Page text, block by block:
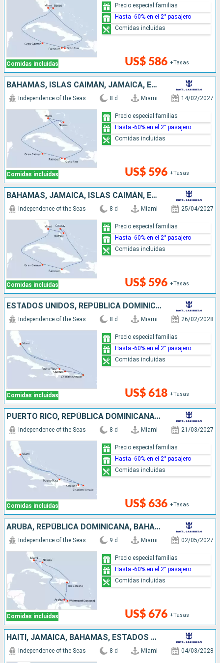
Comidas incluidas US$ 586 +Tasas
Precio especial familias
Hasta -60% en el 2° pasajero
Comidas incluidas
BAHAMAS, ISLAS CAIMÁN, JAMAICA, ESTADOS UNIDOS
Comidas incluidas
Independence of the Seas 8 d Miami 14/02/2027
US$ 596 +Tasas
Precio especial familias
Hasta -60% en el 2° pasajero
Comidas incluidas
BAHAMAS, JAMAICA, ISLAS CAIMÁN, ESTADOS UNIDOS
Comidas incluidas
Independence of the Seas 8 d Miami 25/04/2027
US$ 596 +Tasas
Precio especial familias
Hasta -60% en el 2° pasajero
Comidas incluidas
ESTADOS UNIDOS, REPÚBLICA DOMINICANA
Comidas incluidas
Independence of the Seas 8 d Miami 26/02/2028
US$ 618 +Tasas
Precio especial familias
Hasta -60% en el 2° pasajero
Comidas incluidas
PUERTO RICO, REPÚBLICA DOMINICANA, ESTADOS UNIDOS
Comidas incluidas
Independence of the Seas 8 d Miami 21/03/2027
US$ 636 +Tasas
Precio especial familias
Hasta -60% en el 2° pasajero
Comidas incluidas
ARUBA, REPÚBLICA DOMINICANA, BAHAMAS, ESTADOS UNIDOS
Comidas incluidas
Independence of the Seas 9 d Miami 02/05/2027
US$ 676 +Tasas
Precio especial familias
Hasta -60% en el 2° pasajero
Comidas incluidas
HAITI, JAMAICA, BAHAMAS, ESTADOS UNIDOS
Independence of the Seas 8 d Miami 04/03/2028